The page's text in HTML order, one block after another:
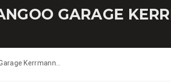
GARAGE
Kerrmann...